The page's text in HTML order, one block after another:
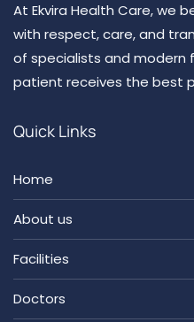
At Ekvira Health Care, we
with respect, care, and
of specialists and modern
patient receives the best
Quick Links
Home
About us
Facilities
Doctors